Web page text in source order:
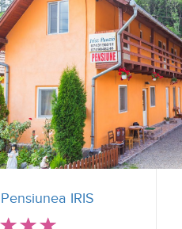
Pensiunea IRIS